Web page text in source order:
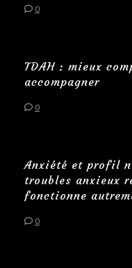
0
TDAH : mieux
accompagner
0
Anxiété et profil
troubles anxieux
fonctionne
0